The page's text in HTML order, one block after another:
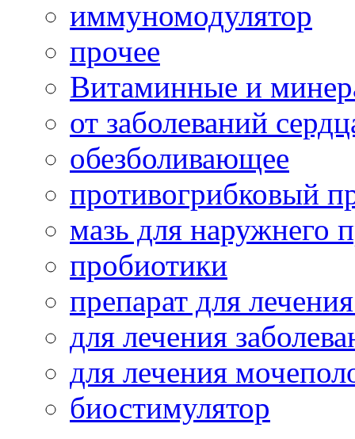
иммуномодулятор
прочее
Витаминные и
от заболеваний
обезболивающее
противогрибковый
мазь для наружнего
пробиотики
препарат для лечения
для лечения
для лечения
биостимулятор